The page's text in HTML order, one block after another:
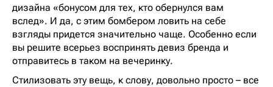
дизайна «бонусом для тех, кто обернулся вам
вслед». И да, с этим бомбером ловить на себе
взгляды придется значительно чаще. Особенно если
вы решите всерьез воспринять девиз бренда и
отправитесь в таком на вечеринку.
Стилизовать эту вещь, к слову, довольно просто – все